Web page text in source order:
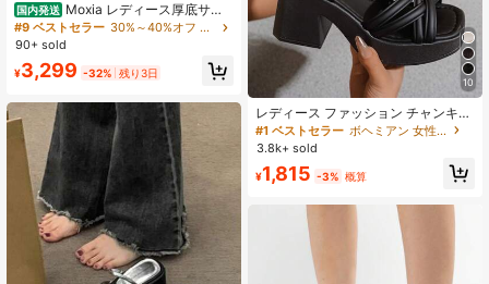
国内発送 Moxia レディース厚底サン
ダル しわ付きサンダル 夏新作 外履
き 8cm 軽量 身長アップ 厚底サンダ
ナブル 身長アップ 旅行 多用途 日常
#9 ベストセラー
30%～40%オフ 女性用プラットフォーム&ウェッジサンダル
90+ sold
¥3,299 -32% 残り3日
10
レディース ファッション チャンキー
ハイヒール ギャザーストラップ バッ
クル ピープトゥ サンダル ウェディ
#1 ベストセラー
ボヘミアン 女性用サンダル
3.8k+ sold
¥1,815 -3% 概算